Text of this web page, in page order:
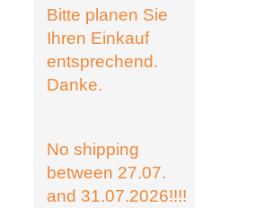
Bitte planen Sie
Ihren Einkauf
entsprechend.
Danke.
No shipping
between 27.07.
and 31.07.2026!!!!